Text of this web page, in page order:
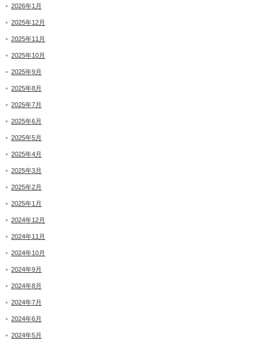
2026年1月
2025年12月
2025年11月
2025年10月
2025年9月
2025年8月
2025年7月
2025年6月
2025年5月
2025年4月
2025年3月
2025年2月
2025年1月
2024年12月
2024年11月
2024年10月
2024年9月
2024年8月
2024年7月
2024年6月
2024年5月